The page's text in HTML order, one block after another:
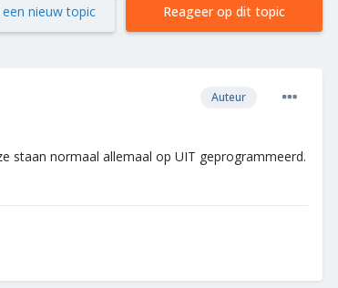
Reageer op dit topic
nieuw topic
Auteur
staan normaal allemaal op UIT geprogrammeerd.